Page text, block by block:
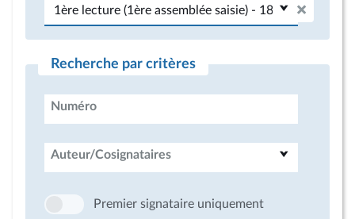
Recherche par critères
Numéro
Auteur/Cosignataires
Premier signataire uniquement